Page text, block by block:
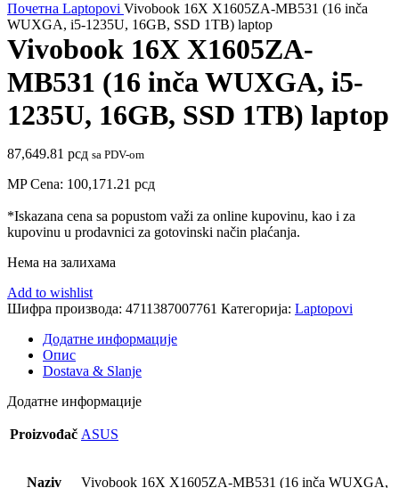
Почетна Laptopovi Vivobook 16X X1605ZA-MB531 (16 inča
WUXGA, i5-1235U, 16GB, SSD 1TB) laptop
Vivobook 16X X1605ZA-
MB531 (16 inča WUXGA, i5-
1235U, 16GB, SSD 1TB) laptop
87,649.81 рсд sa PDV-om
MP Cena: 100,171.21 рсд
*Iskazana cena sa popustom važi za online kupovinu, kao i za
kupovinu u prodavnici za gotovinski način plaćanja.
Нема на залихама
Add to wishlist
Шифра производа: 4711387007761 Категорија: Laptopovi
Додатне информације
Опис
Dostava & Slanje
Додатне информације
Proizvođač ASUS
Naziv
Vivobook 16X X1605ZA-MB531 (16 inča WUXGA,